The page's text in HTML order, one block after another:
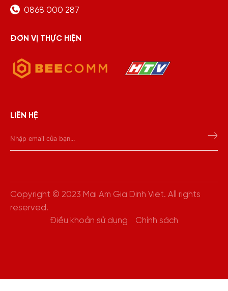
0868 000 287
ĐƠN VỊ THỰC HIỆN
LIÊN HỆ
Copyright © 2023 Mai Am Gia Dinh Viet. All rights
reserved.
Điều khoản sử dụng
Chính sách